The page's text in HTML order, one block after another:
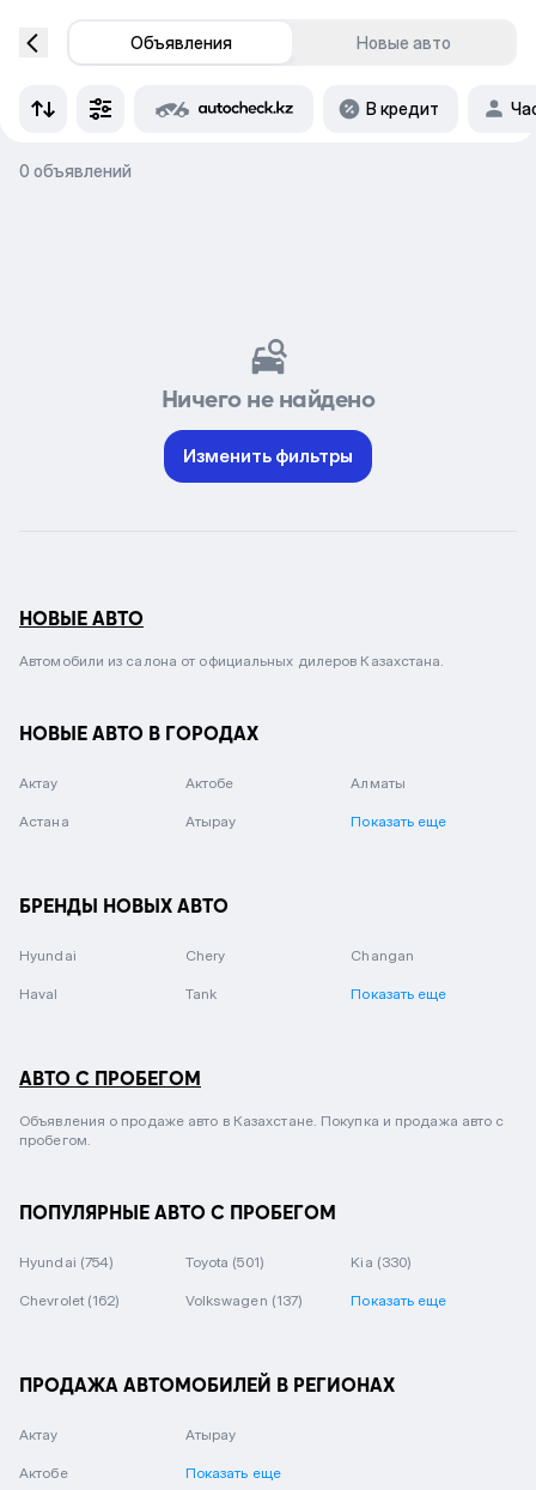
Объявления Новые авто
В кредит
0 объявлений
Ничего не найдено
Изменить фильтры
НОВЫЕ АВТО
Автомобили из салона от официальных дилеров Казахстана.
НОВЫЕ АВТО В ГОРОДАХ
Актау Актобе Алматы
Астана Атырау Показать еще
БРЕНДЫ НОВЫХ АВТО
Hyundai Chery Changan
Haval Tank Показать еще
АВТО С ПРОБЕГОМ
Объявления о продаже авто в Казахстане. Покупка и продажа авто с
пробегом.
ПОПУЛЯРНЫЕ АВТО С ПРОБЕГОМ
Hyundai (754) Toyota (501) Kia (330)
Chevrolet (162) Volkswagen (137) Показать еще
ПРОДАЖА АВТОМОБИЛЕЙ В РЕГИОНАХ
Актау
Актобе
Атырау
Показать еще